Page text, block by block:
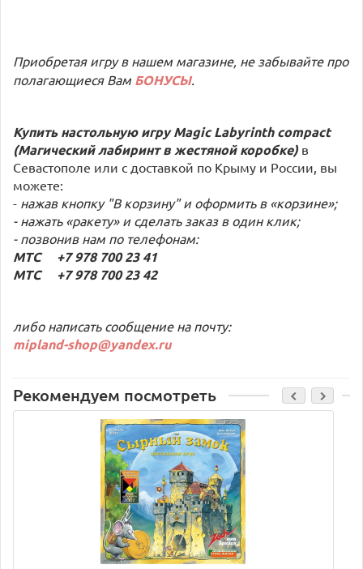
Приобретая игру в нашем магазине, не забывайте про
полагающиеся Вам БОНУСЫ.
Купить настольную игру Magic Labyrinth compact
(Магический лабиринт в жестяной коробке) в
Севастополе или с доставкой по Крыму и России, вы
можете:
- нажав кнопку "В корзину" и оформить в «корзине»;
- нажать «ракету» и сделать заказ в один клик;
- позвонив нам по телефонам:
МТС +7 978 700 23 41
МТС +7 978 700 23 42
либо написать сообщение на почту:
mipland-shop@yandex.ru
Рекомендуем посмотреть